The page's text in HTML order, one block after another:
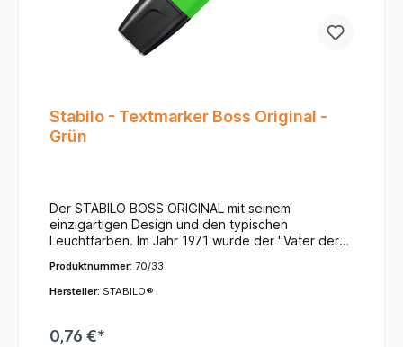
Stabilo - Textmarker Boss Original -
Grün
Der STABILO BOSS ORIGINAL mit seinem
einzigartigen Design und den typischen
Leuchtfarben. Im Jahr 1971 wurde der "Vater der
Millionen von Menschen aller Generationen. Er
liegt gut in der Hand und ist nachfüllbar. Keine
Technologie können die STABILO Textmarker bis
Produktnummer: 70/33
Hersteller: STABILO®
0,76 €*